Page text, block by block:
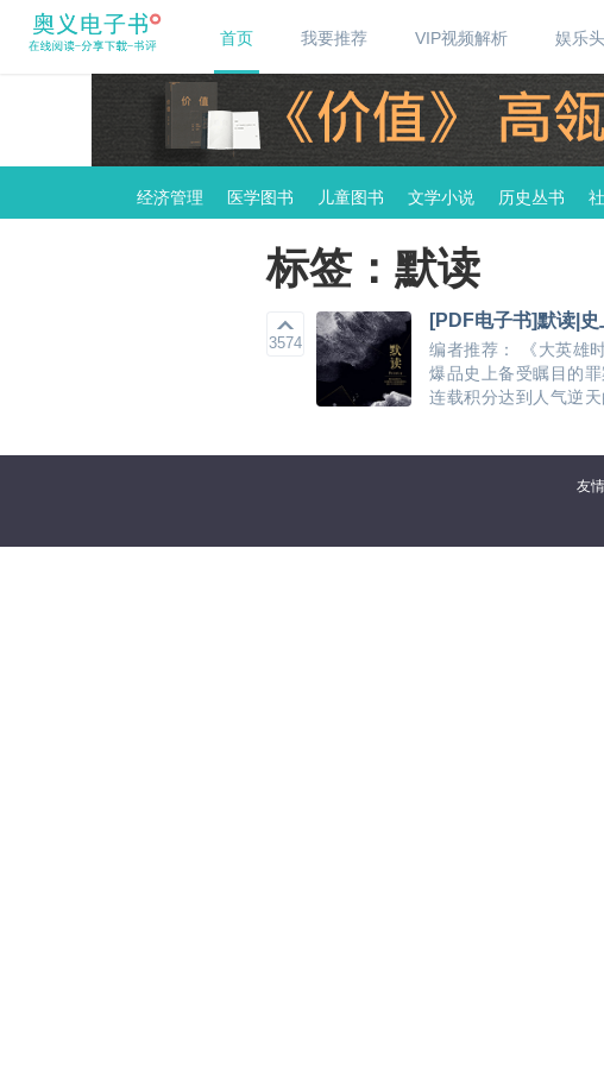
首页 我要推荐 VIP视频解析 娱乐
经济管理 医学图书 儿童图书 文学小说 历史丛书
标签：默读
3574
[PDF电子书]默读|
编者推荐： 《大英雄
爆品史上备受瞩目的
连载积分达到人气逆天
友